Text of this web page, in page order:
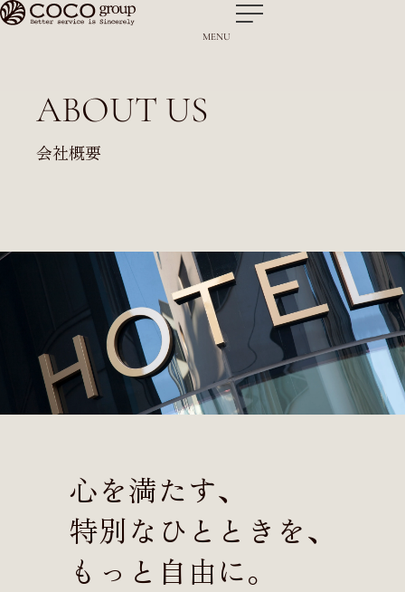
MENU
ABOUT US
会社概要
心を満たす、
特別なひとときを、
もっと自由に。